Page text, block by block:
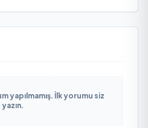
yapılmamış. İlk yorumu siz
yazın.